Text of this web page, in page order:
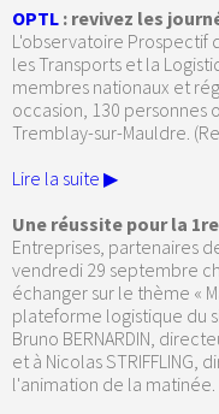
OPTL : revivez les
L'observatoire Prospectif
les Transports et la
membres nationaux et
occasion, 130 personnes
Tremblay-sur-Mauldre.
Lire la suite ▶
Une réussite pour la 1re
Entreprises, partenaires
vendredi 29 septembre
échanger sur le thème «
plateforme logistique du
Bruno BERNARDIN,
et à Nicolas STRIFFLING,
l'animation de la matinée.